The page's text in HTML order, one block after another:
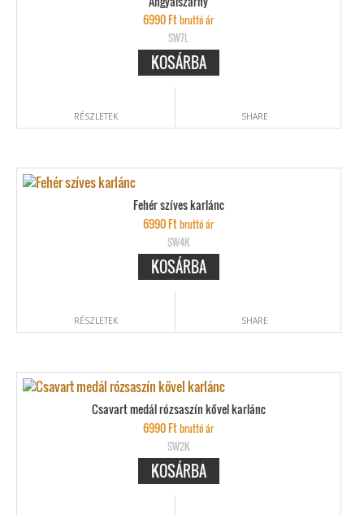
6990Ftbruttó ár
SW7L
KOSÁRBA
RÉSZLETEK SHARE
Fehér szíves karlánc
6990Ftbruttó ár
SW4K
KOSÁRBA
RÉSZLETEK SHARE
Csavart medál rózsaszín kővel karlánc
6990Ftbruttó ár
SW2K
KOSÁRBA